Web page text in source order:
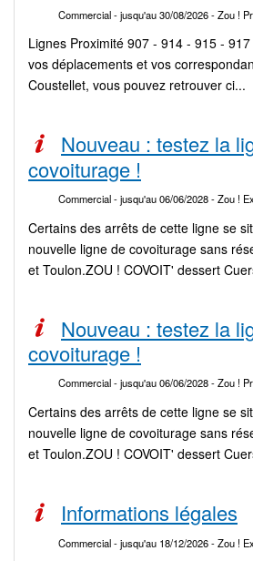
Commercial- jusqu'au 30/08/2026- Zou !
Lignes Proximité 907 - 914 - 915 -
vos déplacements et vos
Coustellet, vous pouvez retrouver ci...
Nouveau : testez la
covoiturage !
Commercial- jusqu'au 06/06/2028- Zou !
Certains des arrêts de cette ligne se
nouvelle ligne de covoiturage sans
et Toulon.ZOU ! COVOIT' dessert
Nouveau : testez la
covoiturage !
Commercial- jusqu'au 06/06/2028- Zou !
Certains des arrêts de cette ligne se
nouvelle ligne de covoiturage sans
et Toulon.ZOU ! COVOIT' dessert
Informations légales
Commercial- jusqu'au 18/12/2026- Zou !